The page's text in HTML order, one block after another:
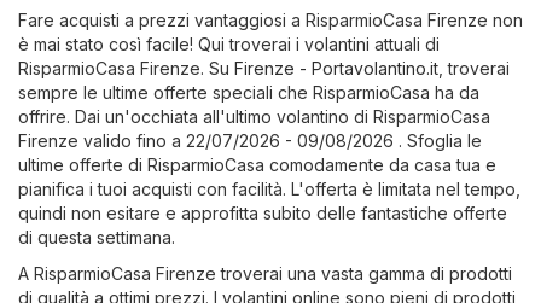
Fare acquisti a prezzi vantaggiosi a RisparmioCasa Firenze non
è mai stato così facile! Qui troverai i volantini attuali di
RisparmioCasa Firenze. Su Firenze - Portavolantino.it , troverai
sempre le ultime offerte speciali che RisparmioCasa ha da
offrire. Dai un'occhiata all'ultimo volantino di RisparmioCasa
Firenze valido fino a 22/07/2026 - 09/08/2026 . Sfoglia le
ultime offerte di RisparmioCasa comodamente da casa tua e
pianifica i tuoi acquisti con facilità. L'offerta è limitata nel tempo,
quindi non esitare e approfitta subito delle fantastiche offerte
di questa settimana.
A RisparmioCasa Firenze troverai una vasta gamma di prodotti
di qualità a ottimi prezzi. I volantini online sono pieni di prodotti